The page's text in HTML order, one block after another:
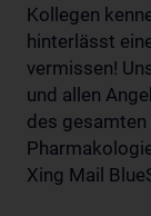
Kollegen
hinterlässt
vermissen!
und allen
des
Xing Mail